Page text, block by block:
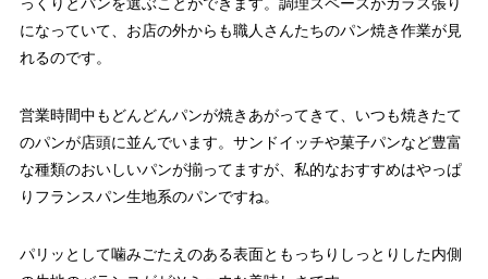
っくりとパンを選ぶことができます。調理スペースがガラス張り
になっていて、お店の外からも職人さんたちのパン焼き作業が見
れるのです。
営業時間中もどんどんパンが焼きあがってきて、いつも焼きたて
のパンが店頭に並んでいます。サンドイッチや菓子パンなど豊富
な種類のおいしいパンが揃ってますが、私的なおすすめはやっぱ
りフランスパン生地系のパンですね。
パリッとして噛みごたえのある表面ともっちりしっとりした内側